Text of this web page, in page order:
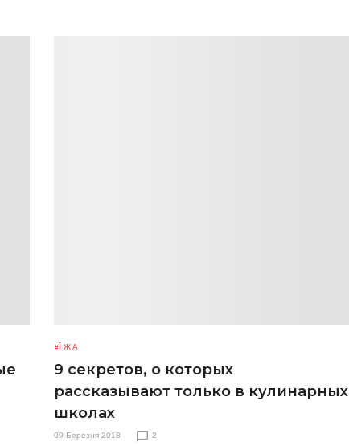
ЇЖА
9 секретов, о которых
рассказывают только в кулинарных
школах
09 Березня 2018 2